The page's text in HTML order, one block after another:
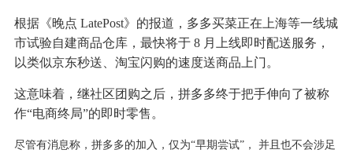
根据《晚点 LatePost》的报道，多多买菜正在上海等一线城
市试验自建商品仓库，最快将于 8 月上线即时配送服务，
以类似京东秒送、淘宝闪购的速度送商品上门。
这意味着，继社区团购之后，拼多多终于把手伸向了被称
作“电商终局”的即时零售。
尽管有消息称，拼多多的加入，仅为“早期尝试”， 并且也不会涉足